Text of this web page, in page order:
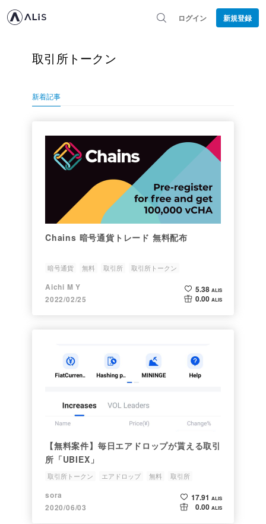
ログイン 新規登録
取引所トークン
新着記事
Chains 暗号通貨トレード 無料配布
暗号通貨 無料 取引所 取引所トークン
Aichi M Y
2022/02/25
5.38 ALIS
0.00 ALIS
【無料案件】毎日エアドロップが貰える取引
所「UBIEX」
取引所トークン エアドロップ 無料 取引所
sora
2020/06/03
17.91 ALIS
0.00 ALIS